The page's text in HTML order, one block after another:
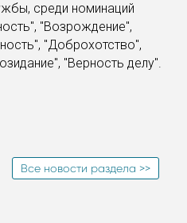
среди номинаций
"Возрождение",
"Доброхотство",
"Верность делу".
Все новости раздела >>